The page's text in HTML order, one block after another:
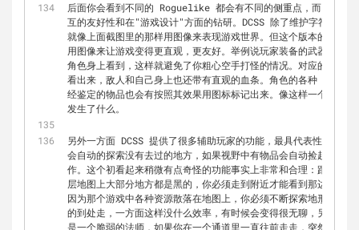
后面你会看到不同的 Roguelike 都会有不同的侧重点，而 DCSS
互的友好性和在"游戏设计"方面的钻研。DCSS 除了维护字符的
就像上面截图里的那样用图像来表现游戏世界。但这个版本的侧重
用图像来让游戏变得更直观，更友好。举例说玩家装备的武器和
角色身上看到，这样就避免了你粗心空手打怪的情况。对应的地图
看出来，敌人和自己身上也还带有直观的血条。角色的各种 buff
经鉴定的物品也会有按照其效果用图标标记出来。像这样一个从没
发生了什么。
另外一方面 DCSS 提供了很多辅助玩家的功能，最具代表性的就
会自动的探索没有去过的地方，如果视野中有物品会自动捡起来，
作。这个初看起来稍微有点奇怪的功能事实上非常和合理：跟大
层地图上大部分地方都是黑的，你必须走到附近才能看到那边的地
因为那个游戏中各种资源散落在地图上，你必须不断探索地形才有
的到处走，一方面这样没什么效率，有时候会变得很无聊，另一方
是一个脆弱的法师，如果你在一个通道里一直往前走走，突然看到